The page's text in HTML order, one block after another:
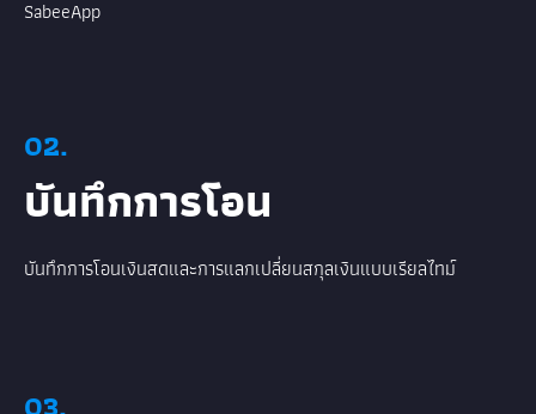
SabeeApp
02.
บันทึกการโอน
บันทึกการโอนเงินสดและการแลกเปลี่ยนสกุลเงินแบบเรียลไทม์